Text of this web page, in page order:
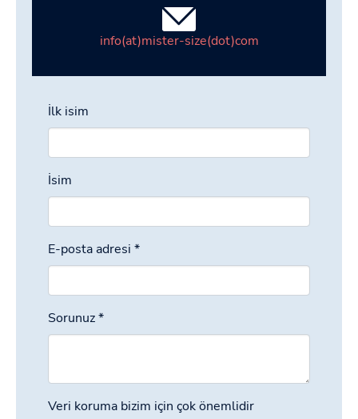
info(at)mister-size(dot)com
İlk isim
İsim
E-posta adresi *
Sorunuz*
Veri koruma bizim için çok önemlidir